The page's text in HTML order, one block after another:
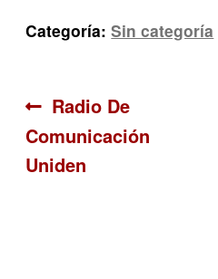
Categoría:Sin categoría
Navegación
de
Anterior:
Radio De
Comunicación
Uniden